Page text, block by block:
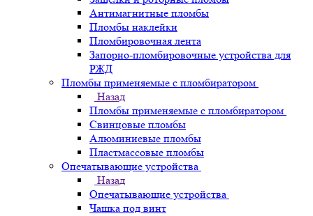
Антимагнитные пломбы
Пломбы наклейки
Пломбировочная лента
Запорно-пломбировочные устройства для
РЖД
Пломбы применяемые с пломбиратором
Назад
Пломбы применяемые с пломбиратором
Свинцовые пломбы
Алюминиевые пломбы
Пластмассовые пломбы
Опечатывающие устройства
Назад
Опечатывающие устройства
Чашка под винт